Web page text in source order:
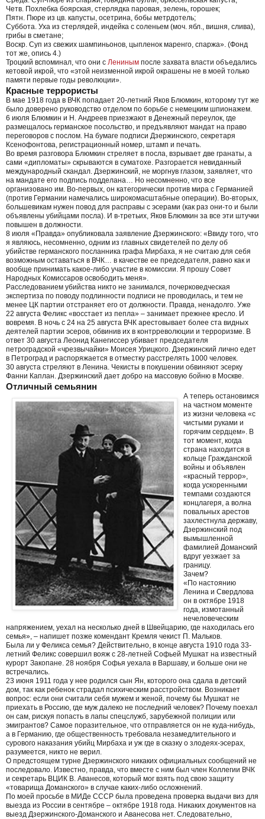
Четв. Похлебка боярская, стерлядка паровая, зелень, горошек;
Пятн. Пюре из цв. капусты, осетрина, бобы метрдотель;
Суббота. Уха из стерлядей, индейка с соленьем (моч. ябл., вишня, слива),
грибы в сметане;
Воскр. Суп из свежих шампиньонов, цыпленок маренго, спаржа». (Фонд
тот же, опись 4.)
Троцкий вспоминал, что они с Лениным после захвата власти объедались
кетовой икрой, что «этой неизменной икрой окрашены не в моей только
памяти первые годы революции».
Красные террористы
В мае 1918 года в ВЧК попадает 20-летний Яков Блюмкин, которому тут же
было доверено руководство отделом по борьбе с немецким шпионажем.
6 июля Блюмкин и Н. Андреев приезжают в Денежный переулок, где
размещалось германское посольство, и предъявляют мандат на право
переговоров с послом. На бумаге подписи Дзержинского, секретаря
Ксенофонтова, регистрационный номер, штамп и печать.
Во время разговора Блюмкин стреляет в посла, взрывает две гранаты, а
сами «дипломаты» скрываются в суматохе. Разгорается невиданный
международный скандал. Дзержинский, не моргнув глазом, заявляет, что
на мандате его подпись подделана… Но несомненно, что все
организовано им. Во-первых, он категорически против мира с Германией
(против Германии намечались широкомасштабные операции). Во-вторых,
большевикам нужен повод для расправы с эсерами (как раз они-то и были
объявлены убийцами посла). И в-третьих, Яков Блюмкин за все эти штучки
повышен в должности.
8 июля «Правда» опубликовала заявление Дзержинского: «Ввиду того, что
я являюсь, несомненно, одним из главных свидетелей по делу об
убийстве германского посланника графа Мирбаха, я не считаю для себя
возможным оставаться в ВЧК… в качестве ее председателя, равно как и
вообще принимать какое-либо участие в комиссии. Я прошу Совет
Народных Комиссаров освободить меня».
Расследованием убийства никто не занимался, почерковедческая
экспертиза по поводу подлинности подписи не проводилась, и тем не
менее ЦК партии отстраняет его от должности. Правда, ненадолго. Уже
22 августа Феликс «восстает из пепла» – занимает прежнее кресло. И
вовремя. В ночь с 24 на 25 августа ВЧК арестовывает более ста видных
деятелей партии эсеров, обвинив их в контрреволюции и терроризме. В
ответ 30 августа Леонид Канегиссер убивает председателя
петроградской «чрезвычайки» Моисея Урицкого. Дзержинский лично едет
в Петроград и распоряжается в отместку расстрелять 1000 человек.
30 августа стреляют в Ленина. Чекисты в покушении обвиняют эсерку
Фанни Каплан. Дзержинский дает добро на массовую бойню в Москве.
Отличный семьянин
А теперь остановимся
на частном моменте
из жизни человека «с
чистыми руками и
горячим сердцем». В
тот момент, когда
страна находится в
кольце Гражданской
войны и объявлен
«красный террор»,
когда ускоренными
темпами создаются
концлагеря, а волна
повальных арестов
захлестнула державу,
Дзержинский под
вымышленной
фамилией Доманский
вдруг уезжает за
границу.
Зачем?
«По настоянию
Ленина и Свердлова
он в октябре 1918
года, измотанный
нечеловеческим
напряжением, уехал на несколько дней в Швейцарию, где находилась его
семья», – напишет позже комендант Кремля чекист П. Мальков.
Была ли у Феликса семья? Действительно, в конце августа 1910 года 33-
летний Феликс совершил вояж с 28-летней Софьей Мушкат на известный
курорт Закопане. 28 ноября Софья уехала в Варшаву, и больше они не
встречались.
23 июня 1911 года у нее родился сын Ян, которого она сдала в детский
дом, так как ребенок страдал психическим расстройством. Возникает
вопрос: если они считали себя мужем и женой, почему бы Мушкат не
приехать в Россию, где муж далеко не последний человек? Почему поехал
он сам, рискуя попасть в лапы спецслужб, зарубежной полиции или
эмигрантов? Самое поразительное, что отправляется он не куда-нибудь,
а в Германию, где общественность требовала незамедлительного и
сурового наказания убийц Мирбаха и уж где в сказку о злодеях-эсерах,
разумеется, никто не верил.
О предстоящем турне Дзержинского никаких официальных сообщений не
последовало. Известно, правда, что вместе с ним был член Коллегии ВЧК
и секретарь ВЦИК В. Аванесов, который мог взять под свою защиту
«товарища Доманского» в случае каких-либо осложнений.
По моей просьбе в МИДе СССР была проведена проверка выдачи виз для
выезда из России в сентябре – октябре 1918 года. Никаких документов на
выезд Дзержинского-Доманского и Аванесова нет. Следовательно,